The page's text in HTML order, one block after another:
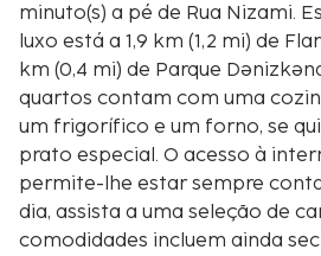
minuto(s) a pé de Rua Nizami. Este aparthotel de
luxo está a 1,9 km (1,2 mi) de
km (0,4 mi) de Parque
quartos contam com uma
um frigorífico e um forno, se
prato especial. O acesso à
permite-lhe estar sempre
dia, assista a uma seleção de
comodidades incluem ainda